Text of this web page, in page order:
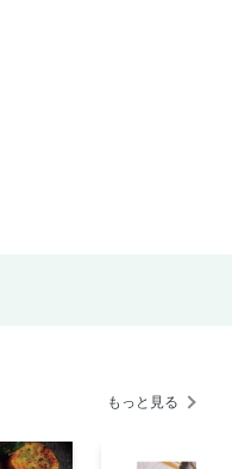
もっと見る